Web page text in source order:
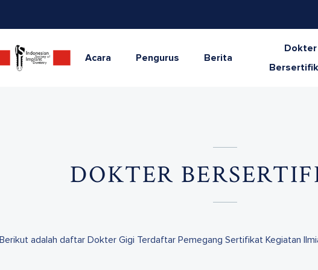
Acara Pengurus Berita
Dokter
DOKTER
Berikut adalah daftar Dokter Gigi Terdaftar Pemegang Sertifikat Kegiatan